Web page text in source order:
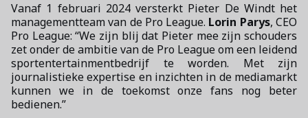
Vanaf 1 februari 2024 versterkt Pieter De Windt het
managementteam van de Pro League. Lorin Parys, CEO
Pro League: “We zijn blij dat Pieter mee zijn schouders
zet onder de ambitie van de Pro League om een leidend
sportentertainmentbedrijf te worden. Met zijn
journalistieke expertise en inzichten in de mediamarkt
kunnen we in de toekomst onze fans nog beter
bedienen.”